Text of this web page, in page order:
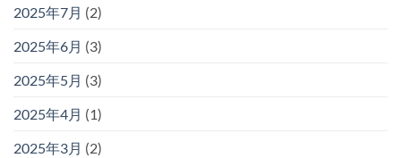
2025年7月 (2)
2025年6月 (3)
2025年5月 (3)
2025年4月 (1)
2025年3月 (2)